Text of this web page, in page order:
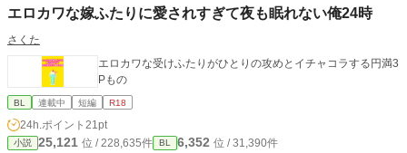
エロカワな嫁ふたりに愛されすぎて夜も眠れない俺24時
さくた
エロカワな受けふたりがひとりの攻めとイチャコラする円満3
Pもの
BL 連載中 短編 R18
24h.ポイント 21pt
小説 25,121 位 / 228,635件 BL 6,352 位 / 31,390件